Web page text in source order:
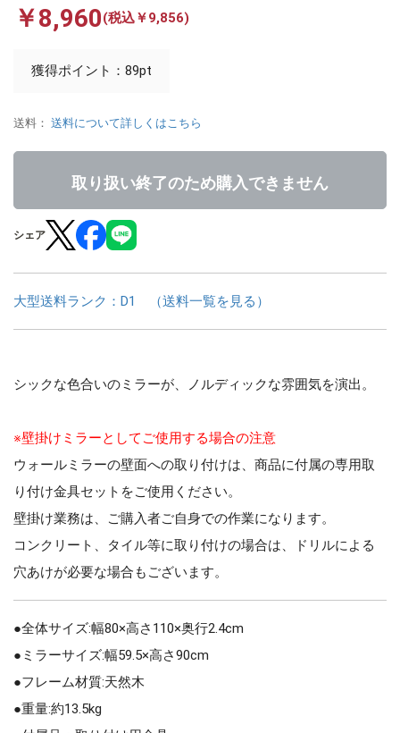
￥8,960(税込￥9,856)
獲得ポイント：89pt
送料： 送料について詳しくはこちら
取り扱い終了のため購入できません
シェア
大型送料ランク：D1 （送料一覧を見る）
シックな色合いのミラーが、ノルディックな雰囲気を演出。
※壁掛けミラーとしてご使用する場合の注意
ウォールミラーの壁面への取り付けは、商品に付属の専用取
り付け金具セットをご使用ください。
壁掛け業務は、ご購入者ご自身での作業になります。
コンクリート、タイル等に取り付けの場合は、ドリルによる
穴あけが必要な場合もございます。
●全体サイズ:幅80×高さ110×奥行2.4cm
●ミラーサイズ:幅59.5×高さ90cm
●フレーム材質:天然木
●重量:約13.5kg